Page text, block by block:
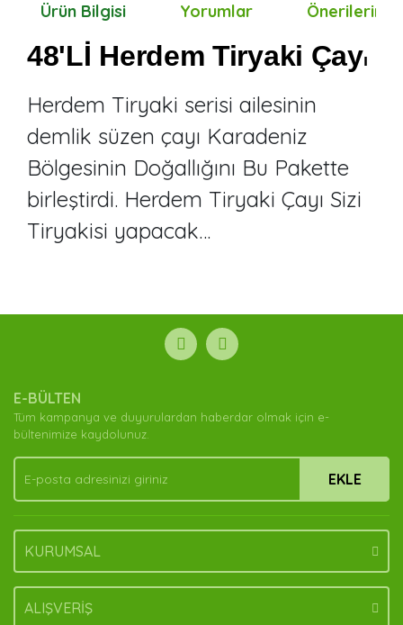
Ürün Bilgisi Yorumlar Önerileriniz
48'Lİ Herdem Tiryaki Çayı
Herdem Tiryaki serisi ailesinin
demlik süzen çayı Karadeniz
Bölgesinin Doğallığını Bu Pakette
birleştirdi. Herdem Tiryaki Çayı Sizi
Tiryakisi yapacak…
Yorum Yaz
formunu kullanarak tarafımıza iletebilirsiniz.
Görüş ve önerileriniz için teşekkür ederiz.
Ürün açıklamasında eksik bilgiler bulunuyor.
Ürün bilgilerinde hatalar bulunuyor.
Ürün fiyatı diğer sitelerden daha pahalı.
Bu ürüne benzer farklı alternatifler olmalı.
E-BÜLTEN
Tüm kampanya ve duyurulardan haberdar olmak için e-
bültenimize kaydolunuz.
EKLE
KURUMSAL
ALIŞVERİŞ